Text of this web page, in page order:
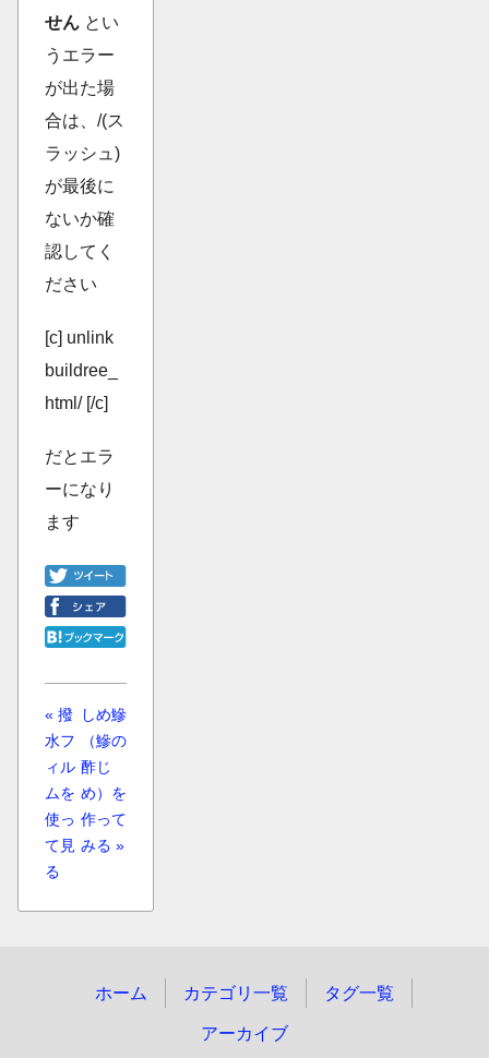
せん とい
うエラー
が出た場
合は、/(ス
ラッシュ)
が最後に
ないか確
認してく
ださい
[c] unlink
buildree_
html/ [/c]
だとエラ
ーになり
ます
« 撥
水フ
ィル
ムを
使っ
て見
る
しめ鰺
（鰺の
酢じ
め）を
作って
みる »
ホーム カテゴリ一覧 タグ一覧
アーカイブ